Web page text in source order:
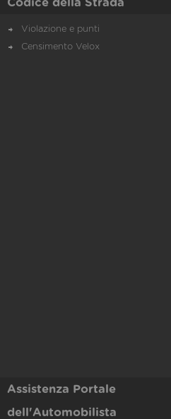
Codice della Strada
Violazione e punti
Censimento Velox
Assistenza Portale
dell'Automobilista